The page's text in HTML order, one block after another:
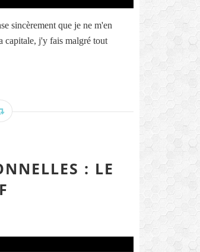
sincèrement que je ne m'en
capitale, j'y fais malgré tout
: LE